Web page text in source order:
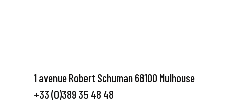
1 avenue Robert Schuman 68100 Mulhouse
+33 (0)389 35 48 48